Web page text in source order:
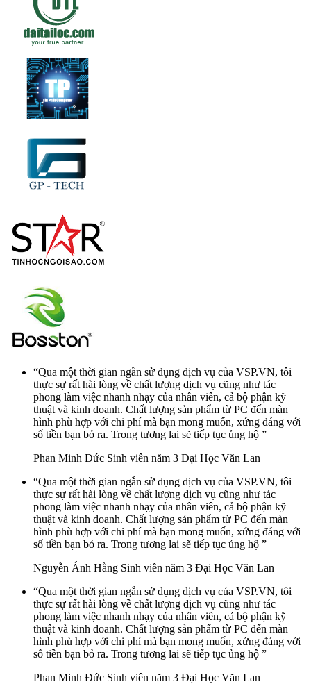
“Qua một thời gian ngắn sử dụng dịch vụ của VSP.VN, tôi
thực sự rất hài lòng về chất lượng dịch vụ cũng như tác
phong làm việc nhanh nhạy của nhân viên, cả bộ phận kỹ
thuật và kinh doanh. Chất lượng sản phẩm từ PC đến màn
hình phù hợp với chi phí mà bạn mong muốn, xứng đáng với
số tiền bạn bỏ ra. Trong tương lai sẽ tiếp tục ủng hộ ”
Phan Minh Đức Sinh viên năm 3 Đại Học Văn Lan
“Qua một thời gian ngắn sử dụng dịch vụ của VSP.VN, tôi
thực sự rất hài lòng về chất lượng dịch vụ cũng như tác
phong làm việc nhanh nhạy của nhân viên, cả bộ phận kỹ
thuật và kinh doanh. Chất lượng sản phẩm từ PC đến màn
hình phù hợp với chi phí mà bạn mong muốn, xứng đáng với
số tiền bạn bỏ ra. Trong tương lai sẽ tiếp tục ủng hộ ”
Nguyễn Ánh Hằng Sinh viên năm 3 Đại Học Văn Lan
“Qua một thời gian ngắn sử dụng dịch vụ của VSP.VN, tôi
thực sự rất hài lòng về chất lượng dịch vụ cũng như tác
phong làm việc nhanh nhạy của nhân viên, cả bộ phận kỹ
thuật và kinh doanh. Chất lượng sản phẩm từ PC đến màn
hình phù hợp với chi phí mà bạn mong muốn, xứng đáng với
số tiền bạn bỏ ra. Trong tương lai sẽ tiếp tục ủng hộ ”
Phan Minh Đức Sinh viên năm 3 Đại Học Văn Lan